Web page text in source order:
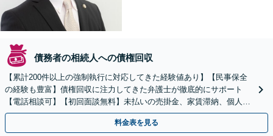
債務者の相続人への債権回収
【累計200件以上の強制執行に対応してきた経験値あり】【民事保全
の経験も豊富】債権回収に注力してきた弁護士が徹底的にサポート
【電話相談可】【初回面談無料】未払いの売掛金、家賃滞納、個人間
のお金の貸し借りなど【関西エリア対応】
料金表を見る